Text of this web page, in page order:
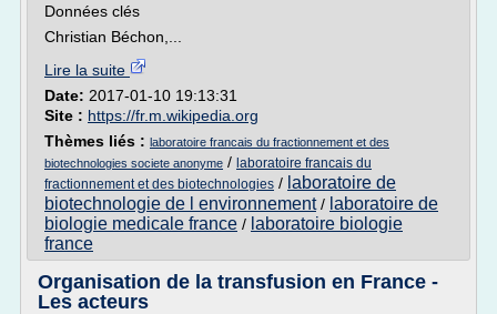
Données clés
Christian Béchon,...
Lire la suite
Date: 2017-01-10 19:13:31
Site : https://fr.m.wikipedia.org
Thèmes liés : laboratoire francais du fractionnement et des
biotechnologies societe anonyme / laboratoire francais du
fractionnement et des biotechnologies / laboratoire de
biotechnologie de l environnement/ laboratoire de
biologie medicale france / laboratoire biologie
france
Organisation de la transfusion en France -
Les acteurs